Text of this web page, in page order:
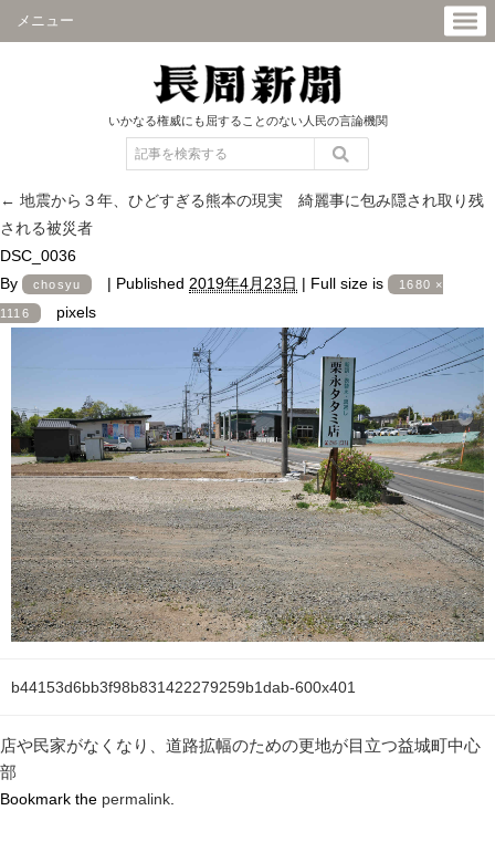
メニュー
いかなる権威にも屈することのない人民の言論機関
← 地震から３年、ひどすぎる熊本の現実 綺麗事に包み隠され取り残
される被災者
DSC_0036
By
chosyu | Published 2019年4月23日 | Full size is 1680 ×
1116 pixels
b44153d6bb3f98b831422279259b1dab-600x401
店や民家がなくなり、道路拡幅のための更地が目立つ益城町中心
部
Bookmark the permalink